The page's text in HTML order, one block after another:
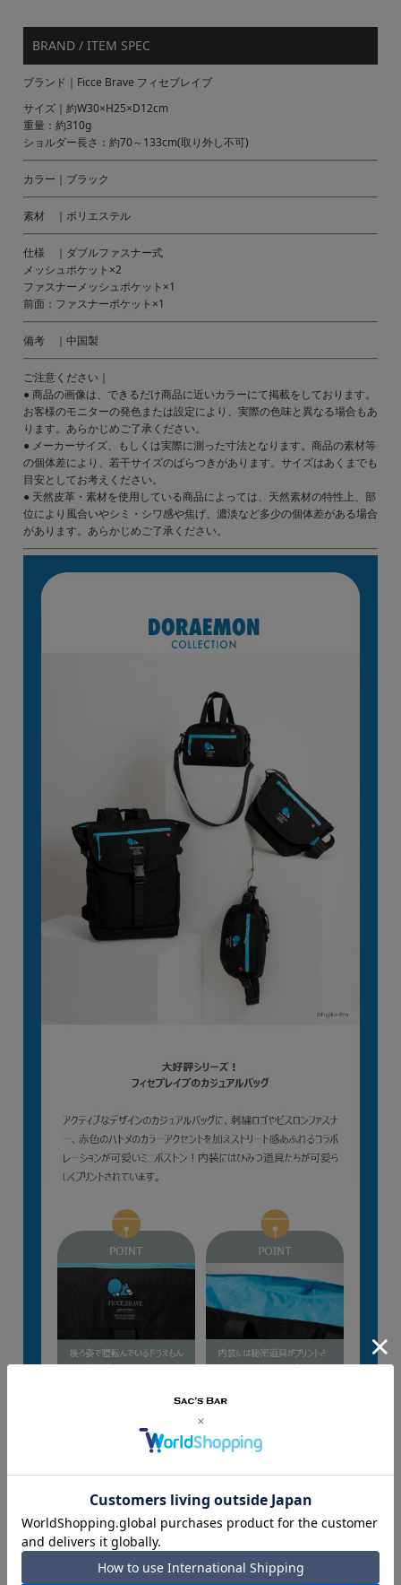
BRAND / ITEM SPEC
ブランド｜Ficce Brave フィセブレイブ
サイズ｜約W30×H25×D12cm
重量：約310g
ショルダー長さ：約70～133cm(取り外し不可)
カラー｜ブラック
素材 ｜ポリエステル
仕様 ｜ダブルファスナー式
メッシュポケット×2
ファスナーメッシュポケット×1
前面：ファスナーポケット×1
備考 ｜中国製
ご注意ください｜
● 商品の画像は、できるだけ商品に近いカラーにて掲載をしております。
お客様のモニターの発色または設定により、実際の色味と異なる場合もあ
ります。あらかじめご了承ください。
● メーカーサイズ、もしくは実際に測った寸法となります。商品の素材等
の個体差により、若干サイズのばらつきがあります。サイズはあくまでも
目安としてお考えください。
● 天然皮革・素材を使用している商品によっては、天然素材の特性上、部
位により風合いやシミ・シワ感や焦げ、濃淡など多少の個体差がある場合
があります。あらかじめご了承ください。